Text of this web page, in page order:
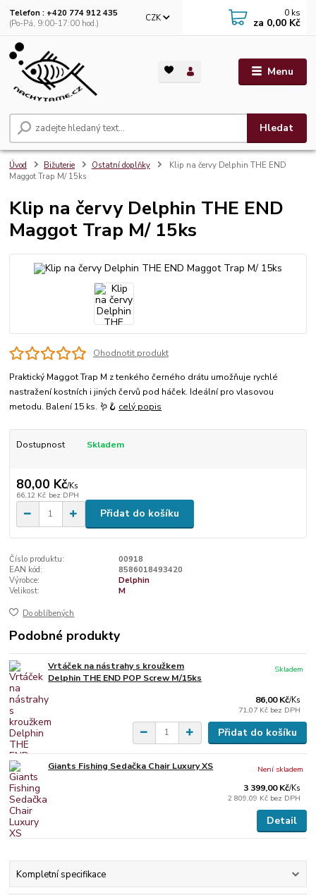
Menu
CZK
Hledat
Telefon : +420 774 912 435
(Po-Pá, 9:00-17:00 hod.)
0 ks
za 0,00 Kč
Úvod Bižuterie Ostatní doplňky
Klip na červy Delphin THE END
Maggot Trap M/ 15ks
Klip na červy Delphin THE END
Maggot Trap M/ 15ks
Ohodnotit produkt
Praktický Maggot Trap M z tenkého černého drátu umožňuje rychlé
nastražení kostních i jiných červů pod háček. Ideální pro vlasovou
metodu. Balení 15 ks. 🪱🪝 celý popis
Dostupnost Skladem
80,00 Kč/Ks
66,12 Kč bez DPH
Přidat do košíku
Číslo produktu:
00918
EAN kód:
8586018493420
Výrobce:
Delphin
Velikost:
M
Do oblíbených
Podobné produkty
Vrtáček na nástrahy s kroužkem
Delphin THE END POP Screw M/15ks
86,00 Kč/Ks
71,07 Kč bez DPH
Skladem
Přidat do košíku
Giants Fishing Sedačka Chair Luxury XS
3 399,00 Kč/Ks
2 809,09 Kč bez DPH
Není skladem
Detail
Kompletní specifikace